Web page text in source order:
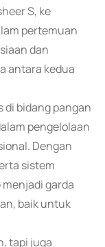
S, ke
pertemuan
dan
antara kedua
di bidang pangan
pengelolaan
Dengan
sistem
garda
baik untuk
tapi juga